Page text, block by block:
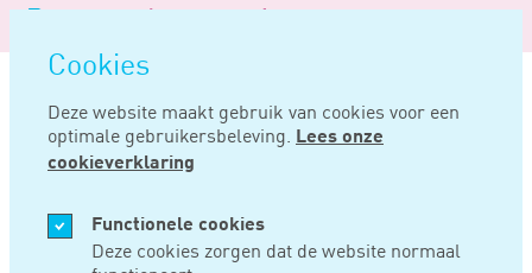
overslaan
Cookies
Deze website maakt gebruik van cookies voor een
optimale gebruikersbeleving. Lees onze
cookieverklaring
Functionele cookies
Deze cookies zorgen dat de website normaal
Logo
Noord
Negentig
Home Nieuws
JAN 27, 2017